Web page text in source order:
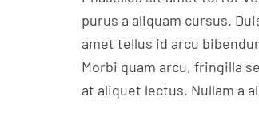
purus a aliquam cursus.
amet tellus id arcu
Morbi quam arcu, fringilla
at aliquet lectus. Nullam a